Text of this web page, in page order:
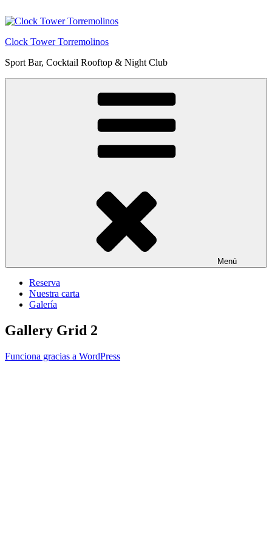
al
Clock Tower Torremolinos
Sport Bar, Cocktail Rooftop & Night Club
Menú
Reserva
Nuestra carta
Galería
Gallery Grid 2
Funciona gracias a WordPress